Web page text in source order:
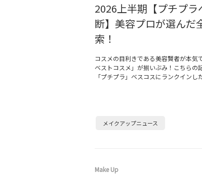
2026上半期【プチプ
断】美容プロが選んだ
索！
コスメの目利きである美容賢者が本気
ベストコスメ」が揃いぶみ！こちらの
「プチプラ」ベスコスにランクインし
メイクアップニュース
Make Up